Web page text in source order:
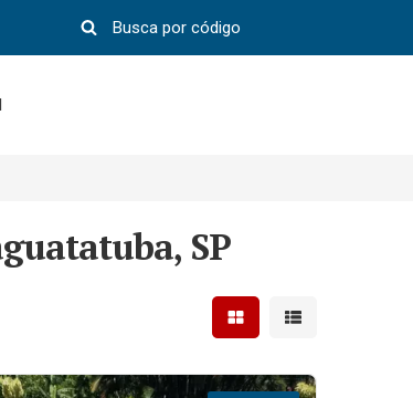
SP
Mostrar resultados em
Mostrar